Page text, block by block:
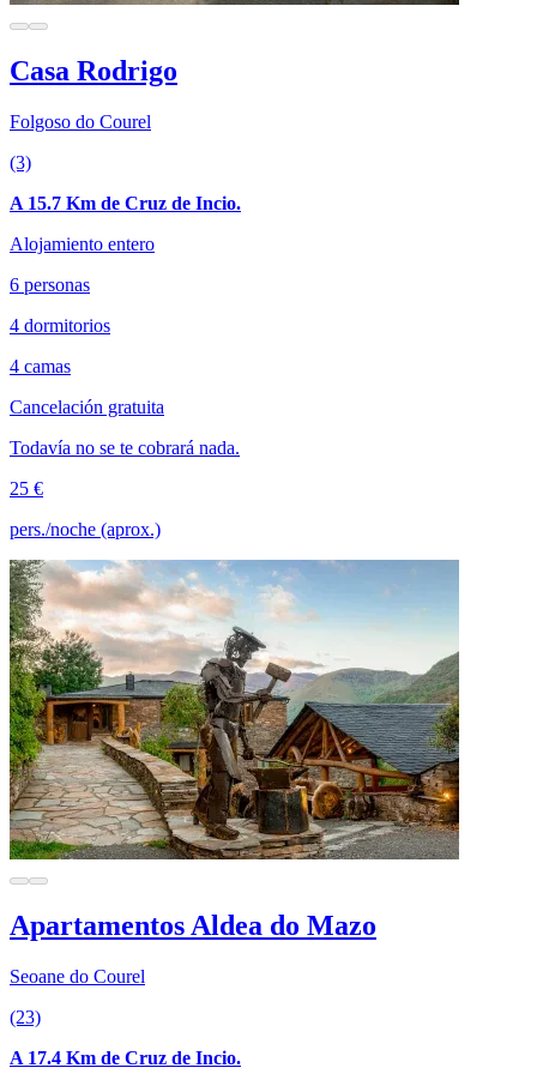
Casa Rodrigo
Folgoso do Courel
(3)
A 15.7 Km de Cruz de Incio.
Alojamiento entero
6 personas
4 dormitorios
4 camas
Cancelación gratuita
Todavía no se te cobrará nada.
25 €
pers./noche (aprox.)
Apartamentos Aldea do Mazo
Seoane do Courel
(23)
A 17.4 Km de Cruz de Incio.